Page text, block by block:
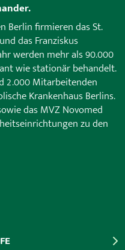
Berlin firmieren das St.
das Franziskus
werden mehr als 90.000
wie stationär behandelt.
2.000 Mitarbeitenden
Krankenhaus Berlins.
das MVZ Novomed
zu den